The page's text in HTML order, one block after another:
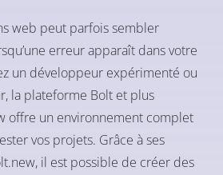
web peut parfois sembler
erreur apparaît dans votre
un développeur expérimenté ou
la plateforme Bolt et plus
offre un environnement complet
vos projets. Grâce à ses
il est possible de créer des